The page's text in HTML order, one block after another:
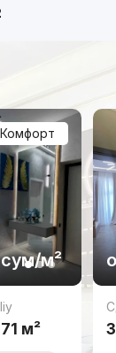
Комфорт
сум/м²
м²